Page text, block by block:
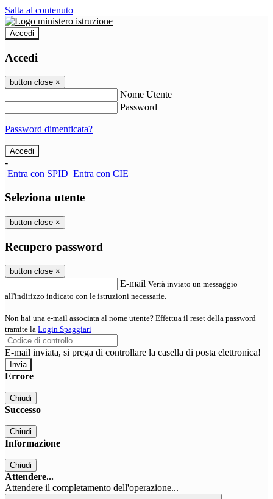
Salta al contenuto
Accedi
Accedi
button close ×
Nome Utente
Password
Password dimenticata?
-
Entra con SPID Entra con CIE
Seleziona utente
button close ×
Recupero password
button close ×
E-mail Verrà inviato un messaggio
all'indirizzo indicato con le istruzioni necessarie.
Non hai una e-mail associata al nome utente? Effettua il reset della password
tramite la Login Spaggiari
E-mail inviata, si prega di controllare la casella di posta elettronica!
Errore
Chiudi
Successo
Chiudi
Informazione
Chiudi
Attendere...
Attendere il completamento dell'operazione...